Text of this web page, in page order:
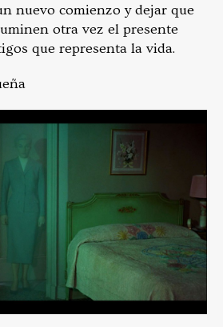
nuevo comienzo y dejar que
otra vez el presente
que representa la vida.